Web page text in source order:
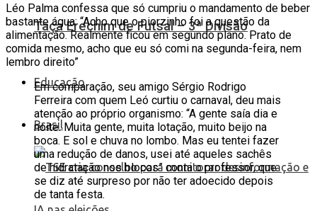
Taça Erechim de Futsal – 3ª Divisão
Educação
Brasil
Léo Palma confessa que só cumpriu o mandamento de beber
bastante água: “Acho que o piorzinho foi a questão da
alimentação. Realmente ficou em segundo plano. Prato de
comida mesmo, acho que eu só comi na segunda-feira, nem
lembro direito”
Em comparação, seu amigo Sérgio Rodrigo
Ferreira com quem Leó curtiu o carnaval, deu mais
atenção ao próprio organismo: “A gente saía dia e
noite. Muita gente, muita lotação, muito beijo na
boca. E sol e chuva no lombo. Mas eu tentei fazer
uma redução de danos, usei até aqueles sachês
de hidratação nos blocos” conta o professor, que
se diz até surpreso por não ter adoecido depois
de tanta festa.